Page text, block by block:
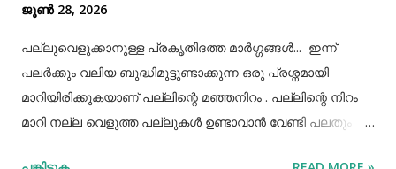
ജൂൺ 28, 2026
പല്ലുവെളുക്കാനുള്ള പ്രകൃതിദത്ത മാര്‍ഗ്ഗങ്ങള്‍... ഇന്ന്
പലർക്കും വലിയ ബുദ്ധിമുട്ടുണ്ടാക്കുന്ന ഒരു പ്രശ്നമായി
മാറിയിരിക്കുകയാണ് പല്ലിന്റെ മഞ്ഞനിറം . പല്ലിന്റെ നിറം
മാറി നല്ല വെളുത്ത പല്ലുകൾ ഉണ്ടാവാൻ വേണ്ടി പലതും